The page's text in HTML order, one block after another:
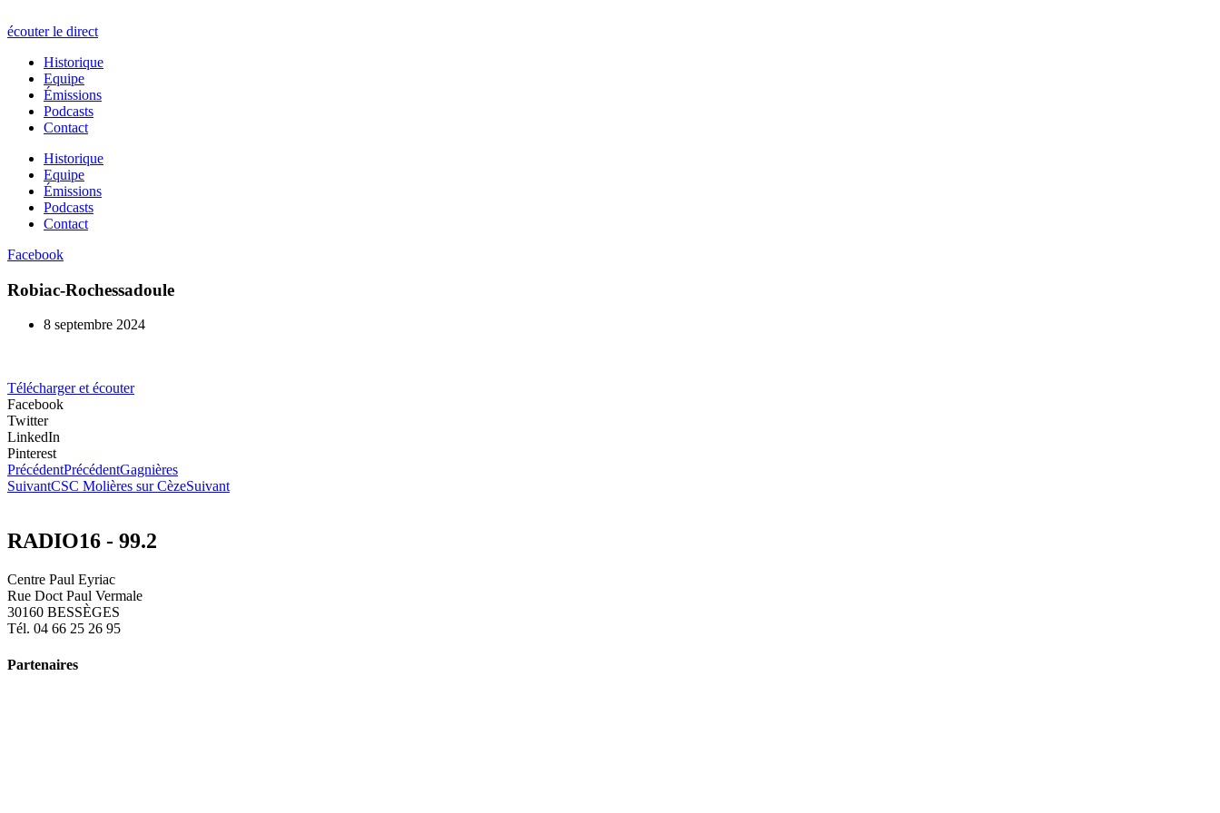
écouter le direct
Historique
Equipe
Émissions
Podcasts
Contact
Historique
Equipe
Émissions
Podcasts
Contact
Facebook
Robiac-Rochessadoule
8 septembre 2024
Télécharger et écouter
Facebook
Twitter
LinkedIn
Pinterest
PrécédentPrécédentGagnières
SuivantCSC Molières sur CèzeSuivant
RADIO16 - 99.2
Centre Paul Eyriac
Rue Doct Paul Vermale
30160 BESSÈGES
Tél. 04 66 25 26 95
Partenaires